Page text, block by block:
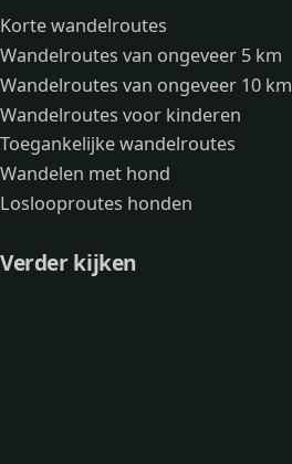
Korte wandelroutes
Wandelroutes van ongeveer 5 km
Wandelroutes van ongeveer 10 km
Wandelroutes voor kinderen
Toegankelijke wandelroutes
Wandelen met hond
Loslooproutes honden
Verder kijken